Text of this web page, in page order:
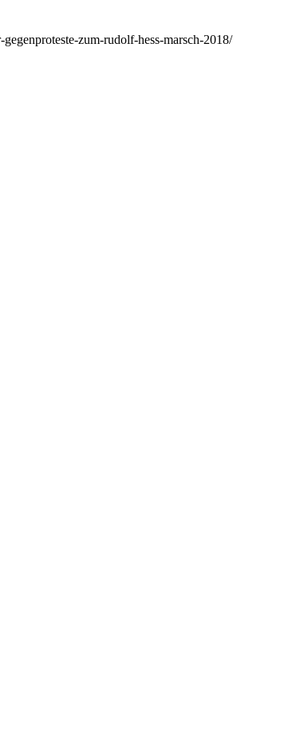
zum-rudolf-hess-marsch-2018/